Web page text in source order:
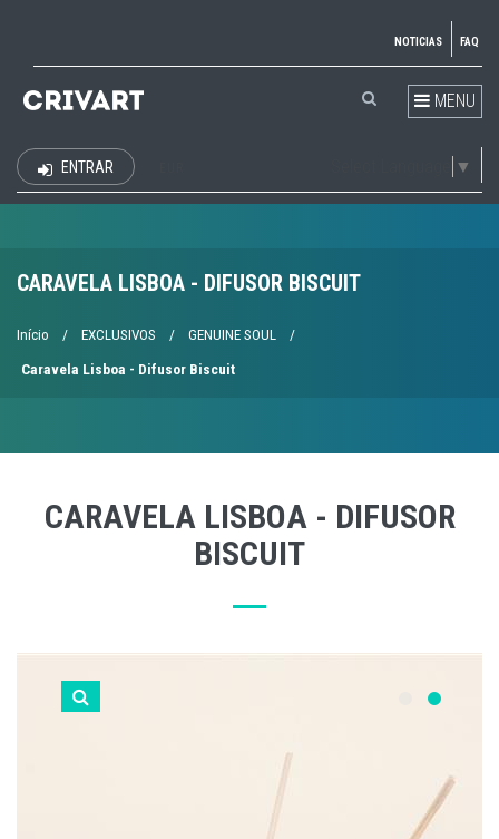
NOTICIAS FAQ
MENU
▼
ENTRAR
CARAVELA LISBOA - DIFUSOR BISCUIT
Início / EXCLUSIVOS / GENUINE SOUL /
Caravela Lisboa - Difusor Biscuit
CARAVELA LISBOA - DIFUSOR
BISCUIT